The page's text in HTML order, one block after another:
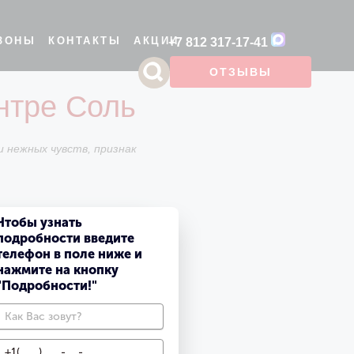
КОНТАКТЫ АКЦИИ+7 812 317-17-41
ОТЗЫВЫ
Соль
чувств, признак
ФОТОГАЛЕРЕЯ
РУССКАЯ БАНЯ НА ДРОВАХ
ЯПОНСКАЯ БАНЯ
узнать
введите
в поле ниже и
на кнопку